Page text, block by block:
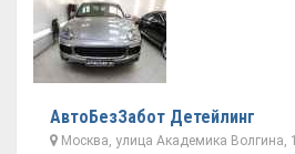
АвтоБезЗабот Детейлинг
Москва, улица Академика Волгина, 1